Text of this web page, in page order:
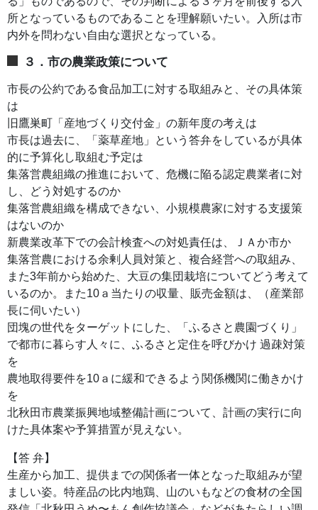
所となっているものであることを理解願いたい。入所は市
内外を問わない自由な選択となっている。
３．市の農業政策について
市長の公約である食品加工に対する取組みと、その具体策
は
旧鷹巣町「産地づくり交付金」の新年度の考えは
市長は過去に、「薬草産地」という答弁をしているが具体
的に予算化し取組む予定は
集落営農組織の推進において、危機に陥る認定農業者に対
し、どう対処するのか
集落営農組織を構成できない、小規模農家に対する支援策
はないのか
新農業改革下での会計検査への対処責任は、ＪＡか市か
集落営農における余剰人員対策と、複合経営への取組み、
また3年前から始めた、大豆の集団栽培についてどう考えて
いるのか。また10ａ当たりの収量、販売金額は、（産業部
長に伺いたい）
団塊の世代をターゲットにした、「ふるさと農園づくり」
で都市に暮らす人々に、ふるさと定住を呼びかけ 過疎対策
を
農地取得要件を10ａに緩和できるよう関係機関に働きかけ
を
北秋田市農業振興地域整備計画について、計画の実行に向
けた具体案や予算措置が見えない。
【答 弁】
生産から加工、提供までの関係者一体となった取組みが望
ましい姿。特産品の比内地鶏、山のいもなどの食材の全国